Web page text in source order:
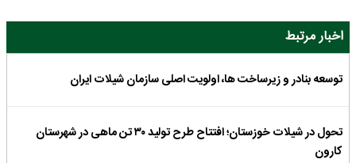
اخبار مرتبط
توسعه بنادر و زیرساخت ها، اولویت اصلی سازمان شیلات ایران
تحول در شیلات خوزستان؛ افتتاح طرح تولید ۳۰ تن ماهی در شهرستان
کارون